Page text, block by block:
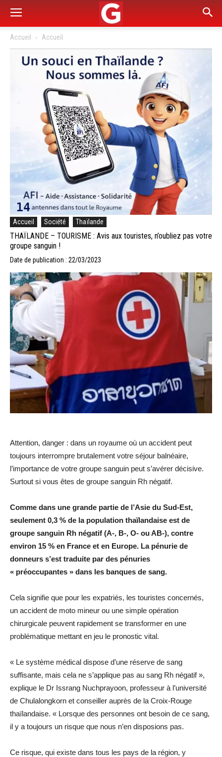
Accueil Accueil
Accueil Société Thaïlande
THAÏLANDE – TOURISME : Avis aux touristes, n’oubliez pas votre
groupe sanguin !
Date de publication : 22/03/2023
Attention, danger : dans un royaume où un accident peut
toujours interrompre brutalement votre séjour balnéaire,
l’importance de votre groupe sanguin peut s’avérer décisive.
Surtout si vous êtes de groupe sanguin Rh négatif.
Comme dans une grande partie de l’Asie du Sud-Est,
seulement 0,3 % de la population thaïlandaise est de
groupe sanguin Rh négatif (A-, B-, O- ou AB-), contre
environ 15 % en France et en Europe. La pénurie de
donneurs s’est traduite par des pénuries
« préoccupantes » dans les banques de sang.
Cela signifie que pour les expatriés, les touristes concernés,
un accident de moto mineur ou une simple opération
chirurgicale peuvent rapidement se transformer en une
problématique mettant en jeu le pronostic vital.
« Le système médical dispose d’une réserve de sang
suffisante, mais cela ne s’applique pas au sang Rh négatif »,
explique le Dr Issrang Nuchprayoon, professeur à l’université
de Chulalongkorn et conseiller auprès de la Croix-Rouge
thaïlandaise. « Lorsque des personnes ont besoin de ce sang,
il y a toujours un risque que nous n’en disposions pas.
Ce risque, qui existe dans tous les pays de la région, y